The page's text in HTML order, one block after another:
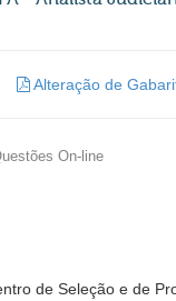
Alteração de
On-line
de Seleção e de